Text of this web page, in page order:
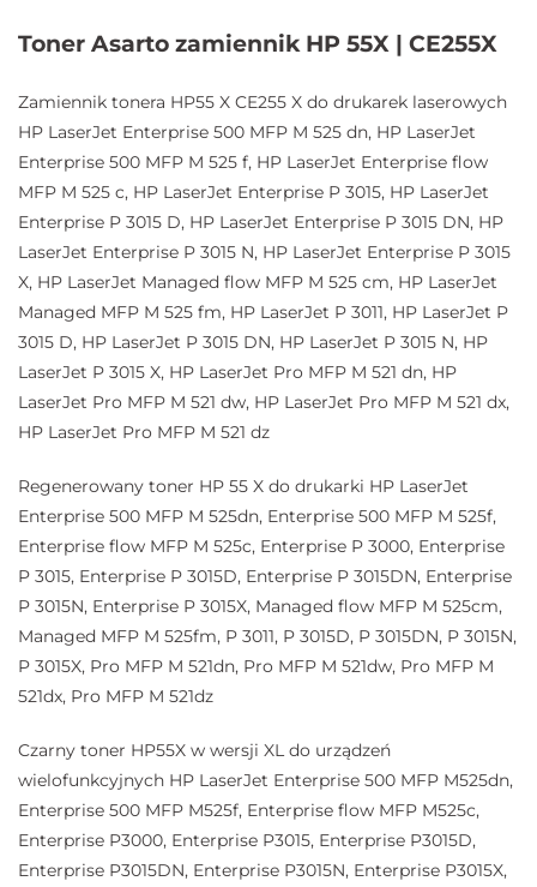
Toner Asarto zamiennik HP 55X | CE255X
Zamiennik tonera HP55 X CE255 X do drukarek laserowych
HP LaserJet Enterprise 500 MFP M 525 dn, HP LaserJet
Enterprise 500 MFP M 525 f, HP LaserJet Enterprise flow
MFP M 525 c, HP LaserJet Enterprise P 3015, HP LaserJet
Enterprise P 3015 D, HP LaserJet Enterprise P 3015 DN, HP
LaserJet Enterprise P 3015 N, HP LaserJet Enterprise P 3015
X, HP LaserJet Managed flow MFP M 525 cm, HP LaserJet
Managed MFP M 525 fm, HP LaserJet P 3011, HP LaserJet P
3015 D, HP LaserJet P 3015 DN, HP LaserJet P 3015 N, HP
LaserJet P 3015 X, HP LaserJet Pro MFP M 521 dn, HP
LaserJet Pro MFP M 521 dw, HP LaserJet Pro MFP M 521 dx,
HP LaserJet Pro MFP M 521 dz
Regenerowany toner HP 55 X do drukarki HP LaserJet
Enterprise 500 MFP M 525dn, Enterprise 500 MFP M 525f,
Enterprise flow MFP M 525c, Enterprise P 3000, Enterprise
P 3015, Enterprise P 3015D, Enterprise P 3015DN, Enterprise
P 3015N, Enterprise P 3015X, Managed flow MFP M 525cm,
Managed MFP M 525fm, P 3011, P 3015D, P 3015DN, P 3015N,
P 3015X, Pro MFP M 521dn, Pro MFP M 521dw, Pro MFP M
521dx, Pro MFP M 521dz
Czarny toner HP55X w wersji XL do urządzeń
wielofunkcyjnych HP LaserJet Enterprise 500 MFP M525dn,
Enterprise 500 MFP M525f, Enterprise flow MFP M525c,
Enterprise P3000, Enterprise P3015, Enterprise P3015D,
Enterprise P3015DN, Enterprise P3015N, Enterprise P3015X,